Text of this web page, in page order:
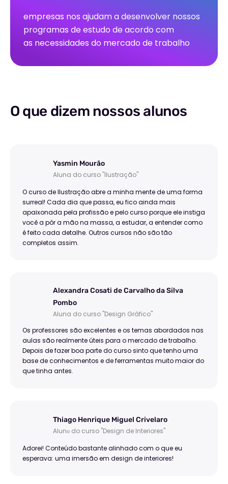
empresas nos ajudam a desenvolver nossos
programas de estudo de acordo com
as necessidades do mercado de trabalho
O que dizem nossos alunos
Yasmin Mourão
Aluna do curso "Ilustração"
O curso de Ilustração abre a minha mente de uma forma
surreal! Cada dia que passa, eu fico ainda mais
apaixonada pela profissão e pelo curso porque ele instiga
você a pôr a mão na massa, a estudar, a entender como
é feito cada detalhe. Outros cursos não são tão
completos assim.
Alexandra Cosati de Carvalho da Silva
Pombo
Aluna do curso "Design Gráfico"
Os professores são excelentes e os temas abordados nas
aulas são realmente úteis para o mercado de trabalho.
Depois de fazer boa parte do curso sinto que tenho uma
base de conhecimentos e de ferramentas muito maior do
que tinha antes.
Thiago Henrique Miguel Crivelaro
Alunо do curso "Design de Interiores"
Adorei! Conteúdo bastante alinhado com o que eu
esperava: uma imersão em design de interiores!